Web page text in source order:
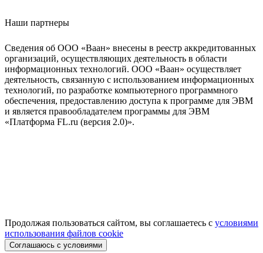
Наши партнеры
Сведения об ООО «Ваан» внесены в реестр аккредитованных
организаций, осуществляющих деятельность в области
информационных технологий. ООО «Ваан» осуществляет
деятельность, связанную с использованием информационных
технологий, по разработке компьютерного программного
обеспечения, предоставлению доступа к программе для ЭВМ
и является правообладателем программы для ЭВМ
«Платформа FL.ru (версия 2.0)».
Продолжая пользоваться сайтом, вы соглашаетесь с условиями
использования файлов cookie
Соглашаюсь с условиями